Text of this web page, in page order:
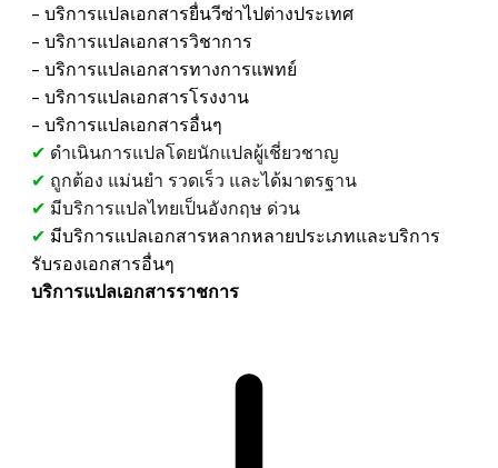
​- บริการแปลเอกสารยื่นวีซ่าไปต่างประเทศ
​- บริการแปลเอกสารวิชาการ
​- บริการแปลเอกสารทางการแพทย์
- บริการแปลเอกสารโรงงาน
​- บริการแปลเอกสารอื่นๆ
✔ ดำเนินการแปลโดยนักแปลผู้เชี่ยวชาญ
✔ ถูกต้อง แม่นยำ รวดเร็ว และได้มาตรฐาน
✔ มีบริการแปลไทยเป็นอังกฤษ ด่วน
✔ มีบริการแปลเอกสารหลากหลายประเภทและบริการ
รับรองเอกสารอื่นๆ
บริการแปลเอกสารราชการ